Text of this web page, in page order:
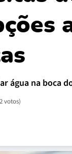
água na boca
votos)